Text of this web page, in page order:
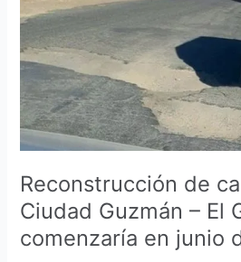
Reconstrucción de
Ciudad Guzmán – El
comenzaría en junio
Ciudad
Guzmán
–
Grullo
comenzaría
en
junio
de
este
año